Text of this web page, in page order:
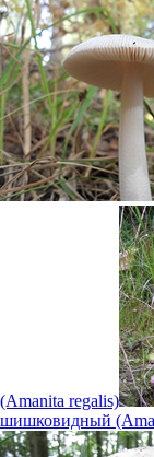
(Amanita regalis)
шишковидный